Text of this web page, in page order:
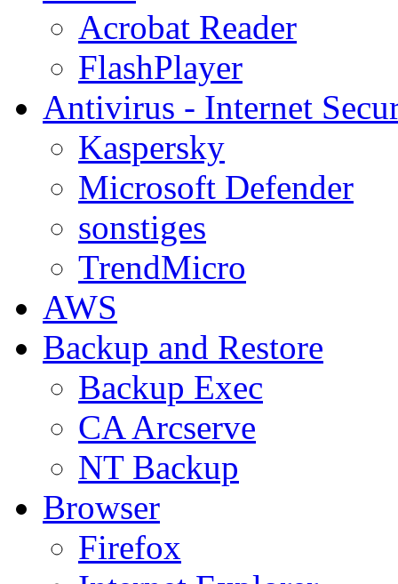
Acrobat Reader
FlashPlayer
Antivirus - Internet
Kaspersky
Microsoft Defender
sonstiges
TrendMicro
AWS
Backup and Restore
Backup Exec
CA Arcserve
NT Backup
Browser
Firefox